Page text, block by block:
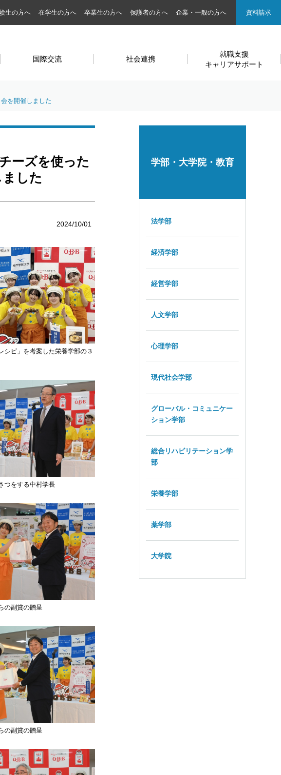
国際交流 社会連携
就職支援
キャリアサポート
生の方へ 在学生の方へ 卒業生の方へ 保護者の方へ 企業・一般の方へ 資料請求
を開催しました
ーズを使った
した
2024/10/01
シピ」を考案した栄養学部の３
つをする中村学長
の副賞の贈呈
の副賞の贈呈
学部・大学院・教育
法学部
経済学部
経営学部
人文学部
心理学部
現代社会学部
グローバル・コミュニケー
ション学部
総合リハビリテーション学
部
栄養学部
薬学部
大学院